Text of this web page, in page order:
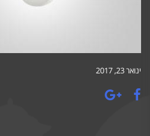
ינואר 23, 2017